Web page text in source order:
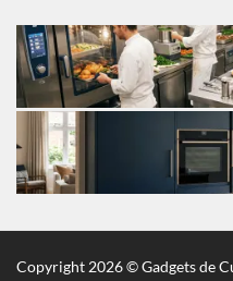
Copyright 2026 © Gadgets de